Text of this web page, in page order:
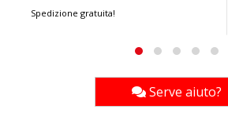
Spedizione gratuita!
Serve aiuto?